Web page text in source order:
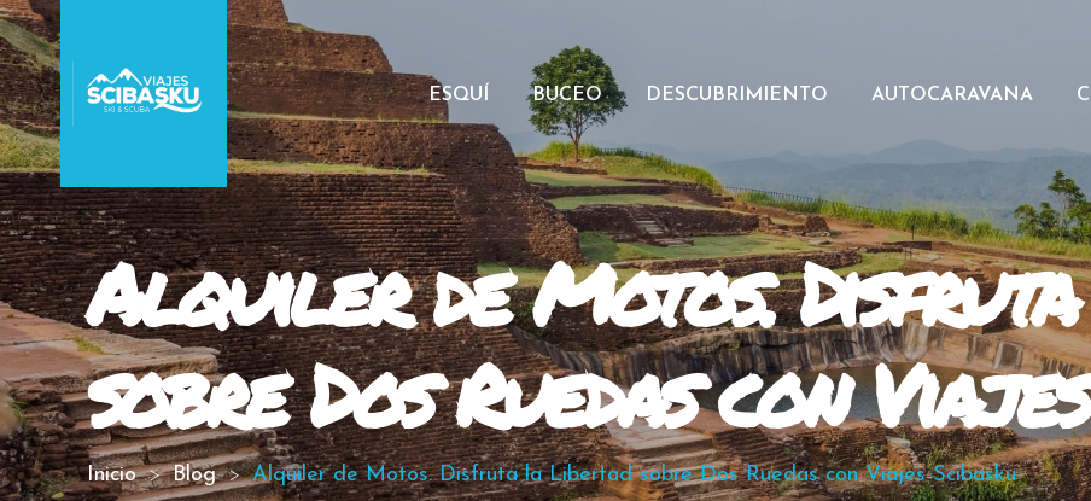
ESQUÍ BUCEO DESCUBRIMIENTO AUTOCARAVANA
Alquiler de Motos.
sobre Dos Ruedas con
Inicio Blog Alquiler de Motos. Disfruta la Libertad sobre Dos Ruedas con Viajes Scibasku